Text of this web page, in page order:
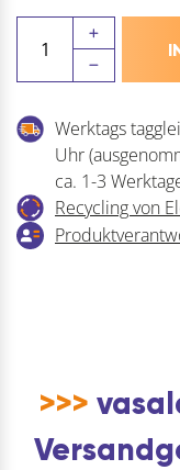
UPMANN
Vierkantschlüssel
7
Kunststoff
Menge
Werktags
Uhr
ca. 1-3
Recycling von
>>>